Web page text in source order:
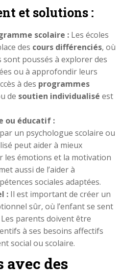
et solutions :
scolaire : Les écoles
des cours différenciés, où
sont poussés à explorer des
ou à approfondir leurs
à des programmes
de soutien individualisé est
ou éducatif :
un psychologue scolaire ou
peut aider à mieux
les émotions et la motivation
aussi de l’aider à
sociales adaptées.
: Il est important de créer un
sûr, où l’enfant se sent
parents doivent être
à ses besoins affectifs
social ou scolaire.
avec des